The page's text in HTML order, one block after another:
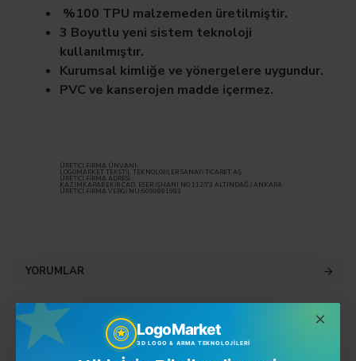
LogoMarket
3D LOGO & ARMA TEKNOLOJILERI
%100 TPU malzemeden üretilmiştir.
3 Boyutlu yeni sistem teknoloji
kullanılmıştır.
Kurumsal kimliğe ve yönergelere uygundur.
PVC ve kanserojen madde içermez.
ÜRETİCİ FİRMA ÜNVANI:
LOGOMARKET TEKSTİL TEKNOLOJİLER SANAYİ TİCARET AŞ
ÜRETİCİ FİRMA ADRESİ :
KAZIMKARABEKİR CAD. ESER İŞHANI NO 112/73 ALTINDAĞ / ANKARA
ÜRETİCİ FİRMA VERGİ NU:6090881983
YORUMLAR
EN ÇOK SATINLANLAR